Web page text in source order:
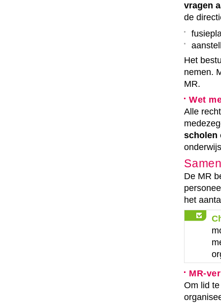
vragen
de
Het
nemen.
MR.
Wet
Alle
scholen
De MR
het
MR-
Om lid